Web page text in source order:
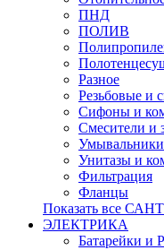
ПНД
ПОЛИВ
Разное
Резьбовые и
Сифоны и
Смесители и
Унитазы и
Фильтрация
Фланцы
Показать все
ЭЛЕКТРИКА
Батарейки и